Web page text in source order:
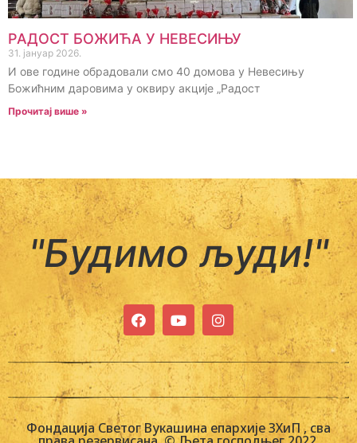
РАДОСТ БОЖИЋА У НЕВЕСИЊУ
31. јануар 2026.
И ове године обрадовали смо 40 домова у Невесињу
Божићним даровима у оквиру акције „Радост
Прочитај више »
"Будимо људи!"
Фондација Светог Вукашина епархије ЗХиП , сва